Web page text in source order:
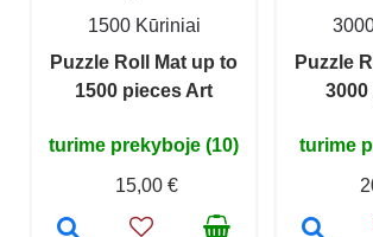
1500 Kūriniai
Puzzle Roll Mat up to
1500 pieces Art
turime prekyboje (10)
15,00 €
Puzzle
3000
turime